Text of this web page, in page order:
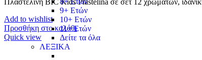
9+ Ετών
10+ Ετών
11+ Ετών
Δείτε τα όλα
ΛΕΞΙΚΑ
Add to wishlist
Προσθήκη στο καλάθι
Quick view